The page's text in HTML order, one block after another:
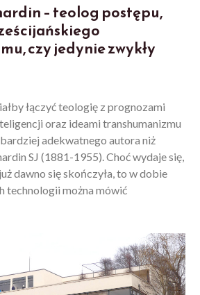
– teolog postępu,
czy jedynie zwykły
łączyć teologię z prognozami
oraz ideami transhumanizmu
adekwatnego autora niż
SJ (1881-1955). Choć wydaje się,
dawno się skończyła, to w dobie
technologii można mówić